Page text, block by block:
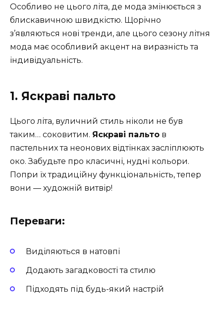
Особливо не цього літа, де мода змінюється з
блискавичною швидкістю. Щорічно
з’являються нові тренди, але цього сезону літня
мода має особливий акцент на виразність та
індивідуальність.
1. Яскраві пальто
Цього літа, вуличний стиль ніколи не був
таким… соковитим. Яскраві пальто в
пастельних та неонових відтінках засліплюють
око. Забудьте про класичні, нудні кольори.
Попри їх традиційну функціональність, тепер
вони — художній витвір!
Переваги:
Виділяються в натовпі
Додають загадковості та стилю
Підходять під будь-який настрій